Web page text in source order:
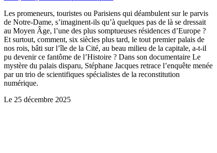
Les promeneurs, touristes ou Parisiens qui déambulent sur le parvis
de Notre-Dame, s’imaginent-ils qu’à quelques pas de là se dressait
au Moyen Âge, l’une des plus somptueuses résidences d’Europe ?
Et surtout, comment, six siècles plus tard, le tout premier palais de
nos rois, bâti sur l’île de la Cité, au beau milieu de la capitale, a-t-il
pu devenir ce fantôme de l’Histoire ? Dans son documentaire Le
mystère du palais disparu, Stéphane Jacques retrace l’enquête menée
par un trio de scientifiques spécialistes de la reconstitution
numérique.
Le 25 décembre 2025